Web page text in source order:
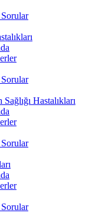
Sorular
Sorular
Hastalıkları
Sorular
Sorular